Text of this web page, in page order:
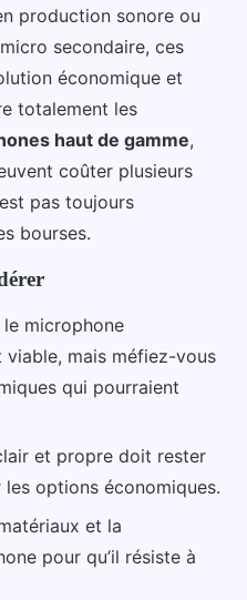
production sonore ou
secondaire, ces
économique et
totalement les
haut de gamme,
coûter plusieurs
pas toujours
bourses.
microphone
mais méfiez-vous
qui pourraient
et propre doit rester
options économiques.
et la
pour qu’il résiste à